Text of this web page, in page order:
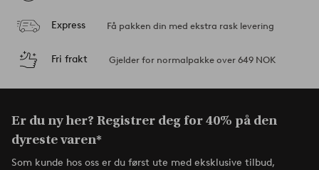
Express Få pakken din med ekstra rask levering
Fri frakt Gjelder for normalpakke over 649 NOK
Er du ny her? Registrer deg for 40% på den
dyreste varen*
Som kunde hos oss er du først ute med eksklusive tilbud,